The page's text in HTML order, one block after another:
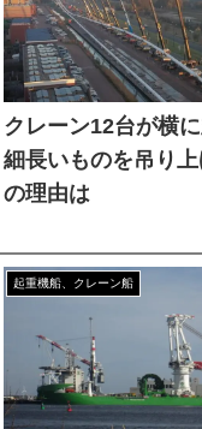
クレーン12台が横
細長いものを吊り
の理由は
起重機船、クレーン船